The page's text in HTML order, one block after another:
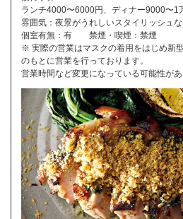
ランチ4000〜6000円、ディナー9000〜1
雰囲気：夜景がうれしいスタイリッシュ
個室有無：有 禁煙・喫煙：禁煙
※ 実際の営業はマスクの着用をはじめ新
のもとに営業を行っております。
営業時間など変更になっている可能性があ